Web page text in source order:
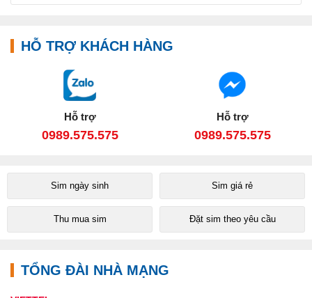
HỖ TRỢ KHÁCH HÀNG
Hỗ trợ
0989.575.575
Hỗ trợ
0989.575.575
Sim ngày sinh Sim giá rẻ
Thu mua sim Đặt sim theo yêu cầu
TỔNG ĐÀI NHÀ MẠNG